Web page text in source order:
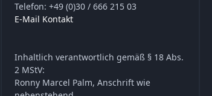
Telefon: +49 (0)30 / 666 215 03
E-Mail Kontakt
Inhaltlich verantwortlich gemäß § 18 Abs.
2 MStV:
Ronny Marcel Palm, Anschrift wie